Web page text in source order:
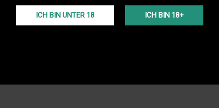
ICH BIN UNTER 18 ICH BIN 18+
NOS MARQUES